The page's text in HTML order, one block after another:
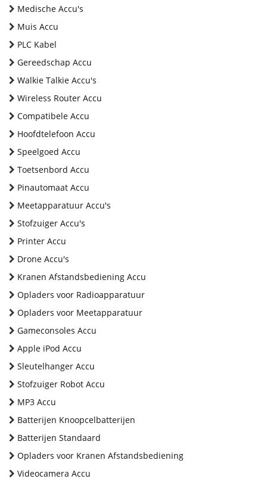
Medische Accu's
Muis Accu
PLC Kabel
Gereedschap Accu
Walkie Talkie Accu's
Wireless Router Accu
Compatibele Accu
Hoofdtelefoon Accu
Speelgoed Accu
Toetsenbord Accu
Pinautomaat Accu
Meetapparatuur Accu's
Stofzuiger Accu's
Printer Accu
Drone Accu's
Kranen Afstandsbediening Accu
Opladers voor Radioapparatuur
Opladers voor Meetapparatuur
Gameconsoles Accu
Apple iPod Accu
Sleutelhanger Accu
Stofzuiger Robot Accu
MP3 Accu
Batterijen Knoopcelbatterijen
Batterijen Standaard
Opladers voor Kranen Afstandsbediening
Videocamera Accu